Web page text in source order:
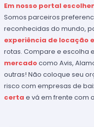
Em nosso portal
Somos parceiros
reconhecidas do mundo,
experiência de locação
rotas. Compare e escolha
mercadocomo Avis,
outras! Não coloque seu
risco com empresas de
certa e vá em frente com a